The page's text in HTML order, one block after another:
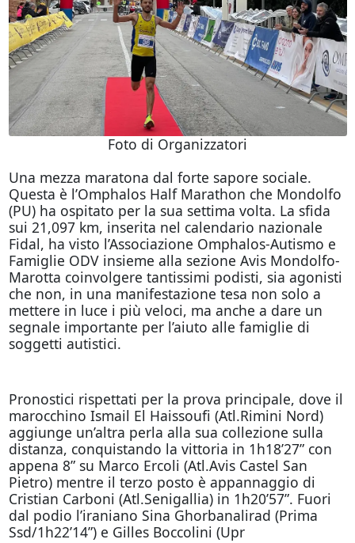
Foto di Organizzatori
Una mezza maratona dal forte sapore sociale.
Questa è l’Omphalos Half Marathon che Mondolfo
(PU) ha ospitato per la sua settima volta. La sfida
sui 21,097 km, inserita nel calendario nazionale
Fidal, ha visto l’Associazione Omphalos-Autismo e
Famiglie ODV insieme alla sezione Avis Mondolfo-
Marotta coinvolgere tantissimi podisti, sia agonisti
che non, in una manifestazione tesa non solo a
mettere in luce i più veloci, ma anche a dare un
segnale importante per l’aiuto alle famiglie di
soggetti autistici.
Pronostici rispettati per la prova principale, dove il
marocchino Ismail El Haissoufi (Atl.Rimini Nord)
aggiunge un’altra perla alla sua collezione sulla
distanza, conquistando la vittoria in 1h18’27” con
appena 8” su Marco Ercoli (Atl.Avis Castel San
Pietro) mentre il terzo posto è appannaggio di
Cristian Carboni (Atl.Senigallia) in 1h20’57”. Fuori
dal podio l’iraniano Sina Ghorbanalirad (Prima
Ssd/1h22’14”) e Gilles Boccolini (Upr